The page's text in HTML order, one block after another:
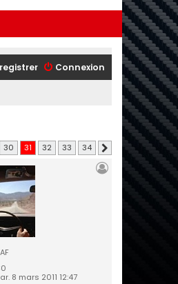
Connexion
30 31 32 33 34 Suivante
8 mars 2011 12:47